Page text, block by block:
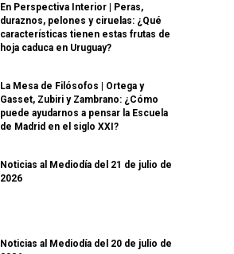
En Perspectiva Interior | Peras,
duraznos, pelones y ciruelas: ¿Qué
características tienen estas frutas de
hoja caduca en Uruguay?
La Mesa de Filósofos | Ortega y
Gasset, Zubiri y Zambrano: ¿Cómo
puede ayudarnos a pensar la Escuela
de Madrid en el siglo XXI?
Noticias al Mediodía del 21 de julio de
2026
Noticias al Mediodía del 20 de julio de